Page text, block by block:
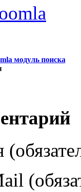
модуль поиска